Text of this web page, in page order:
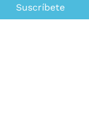
Suscríbete